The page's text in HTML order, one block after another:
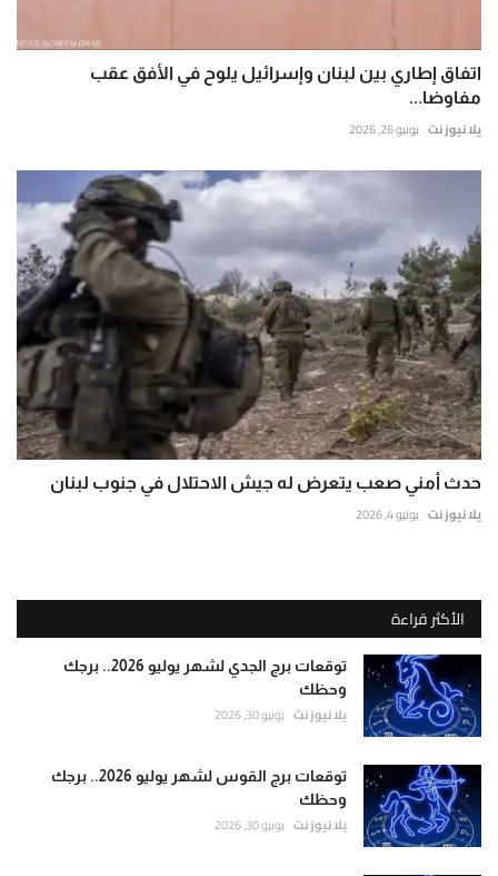
اتفاق إطاري بين لبنان وإسرائيل يلوح في الأفق عقب
مفاوضا...
يلا نيوز نت يونيو 26, 2026
حدث أمني صعب يتعرض له جيش الاحتلال في جنوب لبنان
يلا نيوز نت يونيو 4, 2026
الأكثر قراءة
توقعات برج الجدي لشهر يوليو 2026.. برجك
وحظك
يلا نيوز نت يونيو 30, 2026
توقعات برج القوس لشهر يوليو 2026.. برجك
وحظك
يلا نيوز نت يونيو 30, 2026